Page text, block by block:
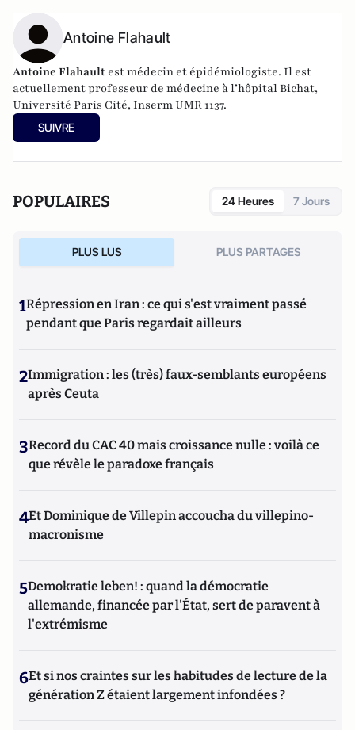
Antoine Flahault
Antoine Flahault est médecin et épidémiologiste. Il est
actuellement professeur de médecine à l’hôpital Bichat,
Université Paris Cité, Inserm UMR 1137.
SUIVRE
POPULAIRES 24 Heures 7 Jours
PLUS LUS PLUS PARTAGES
1Répression en Iran : ce qui s'est vraiment passé
pendant que Paris regardait ailleurs
2Immigration : les (très) faux-semblants européens
après Ceuta
3Record du CAC 40 mais croissance nulle : voilà ce
que révèle le paradoxe français
4Et Dominique de Villepin accoucha du villepino-
macronisme
5Demokratie leben! : quand la démocratie
allemande, financée par l'État, sert de paravent à
l'extrémisme
6Et si nos craintes sur les habitudes de lecture de la
génération Z étaient largement infondées ?